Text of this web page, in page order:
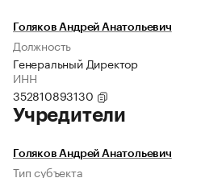
Голяков Андрей Анатольевич
Должность
Генеральный Директор
ИНН
352810893130
Учредители
Голяков Андрей Анатольевич
Тип субъекта